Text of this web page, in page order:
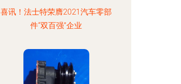
喜讯！法士特荣膺2021汽车零部
件“双百强”企业